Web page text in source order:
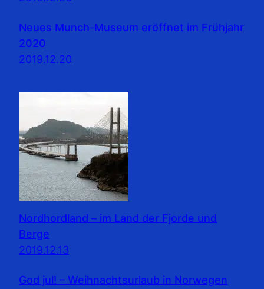
Neues Munch-Museum eröffnet im Frühjahr
2020
2019.12.20
Nordhordland – im Land der Fjorde und
Berge
2019.12.13
God jul! – Weihnachtsurlaub in Norwegen